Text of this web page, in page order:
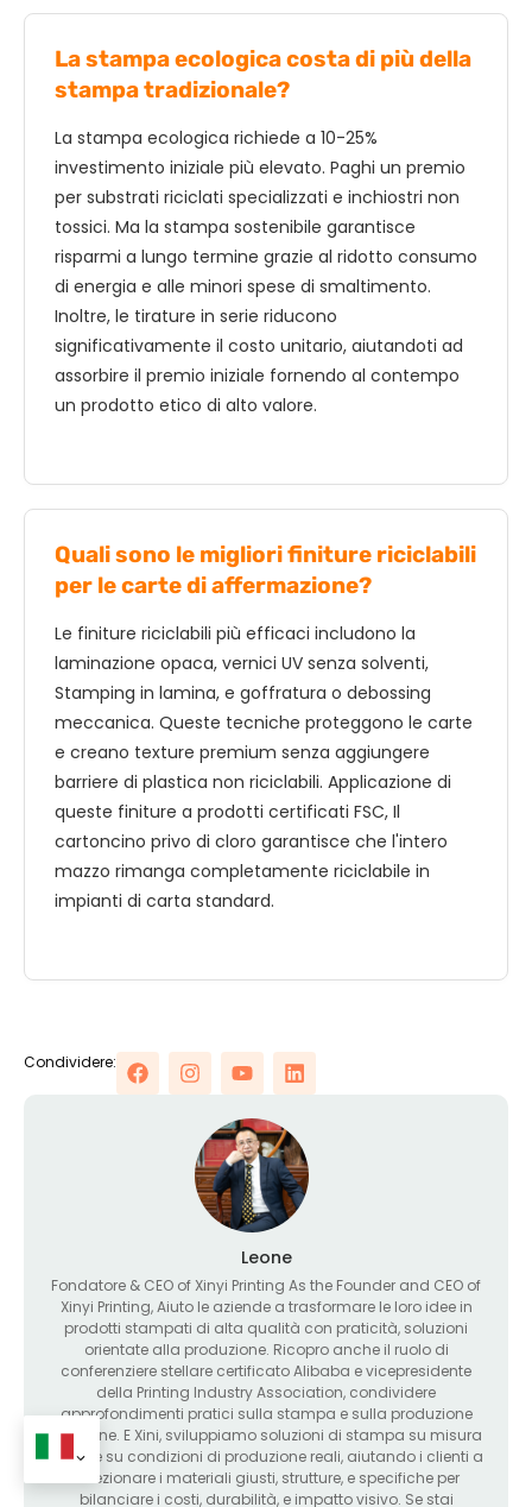
La stampa ecologica costa di più della
stampa tradizionale?
La stampa ecologica richiede a 10-25%
investimento iniziale più elevato. Paghi un premio
per substrati riciclati specializzati e inchiostri non
tossici. Ma la stampa sostenibile garantisce
risparmi a lungo termine grazie al ridotto consumo
di energia e alle minori spese di smaltimento.
Inoltre, le tirature in serie riducono
significativamente il costo unitario, aiutandoti ad
assorbire il premio iniziale fornendo al contempo
un prodotto etico di alto valore.
Quali sono le migliori finiture riciclabili
per le carte di affermazione?
Le finiture riciclabili più efficaci includono la
laminazione opaca, vernici UV senza solventi,
Stamping in lamina, e goffratura o debossing
meccanica. Queste tecniche proteggono le carte
e creano texture premium senza aggiungere
barriere di plastica non riciclabili. Applicazione di
queste finiture a prodotti certificati FSC, Il
cartoncino privo di cloro garantisce che l'intero
mazzo rimanga completamente riciclabile in
impianti di carta standard.
Condividere:
Leone
Fondatore & CEO of Xinyi Printing As the Founder and CEO of
Xinyi Printing, Aiuto le aziende a trasformare le loro idee in
prodotti stampati di alta qualità con praticità, soluzioni
orientate alla produzione. Ricopro anche il ruolo di
conferenziere stellare certificato Alibaba e vicepresidente
della Printing Industry Association, condividere
approfondimenti pratici sulla stampa e sulla produzione
moderne. E Xini, sviluppiamo soluzioni di stampa su misura
basate su condizioni di produzione reali, aiutando i clienti a
selezionare i materiali giusti, strutture, e specifiche per
bilanciare i costi, durabilità, e impatto visivo. Se stai